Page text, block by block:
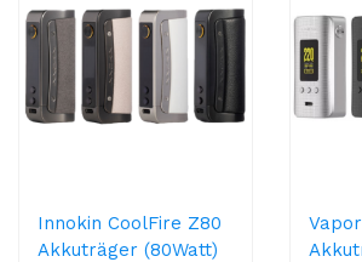
Innokin CoolFire Z80
Akkuträger (80Watt)